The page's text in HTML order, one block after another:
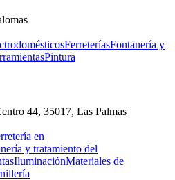
FerreteríasFontanería y
Pintura
44, 35017, Las Palmas
en
y tratamiento del
IluminaciónMateriales de